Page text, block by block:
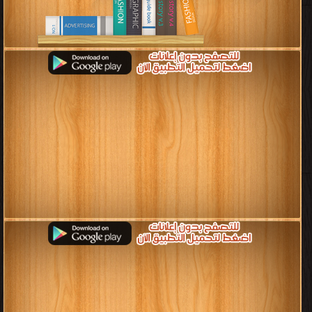
قراءة و تحميل كتب في كتب سلسله المكتبة الخضراء للأطفال مجانا